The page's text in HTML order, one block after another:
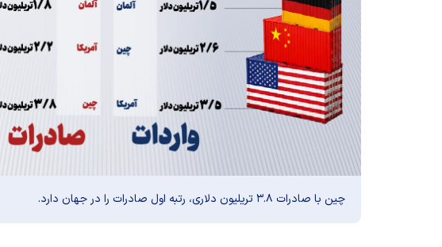
چین با صادرات ۳.۸ تریلیون دلاری، رتبه اول صادرات را در جهان دارد.